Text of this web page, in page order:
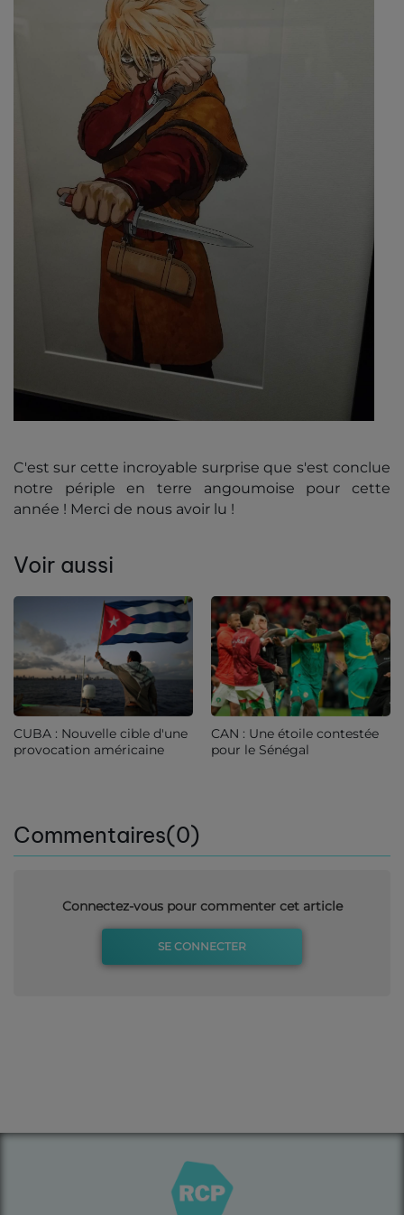
C'est sur cette incroyable surprise que s'est conclue
notre périple en terre angoumoise pour cette
année ! Merci de nous avoir lu !
Voir aussi
CUBA : Nouvelle cible d'une
provocation américaine
CAN : Une étoile contestée
pour le Sénégal
Commentaires(0)
Connectez-vous pour commenter cet article
SE CONNECTER